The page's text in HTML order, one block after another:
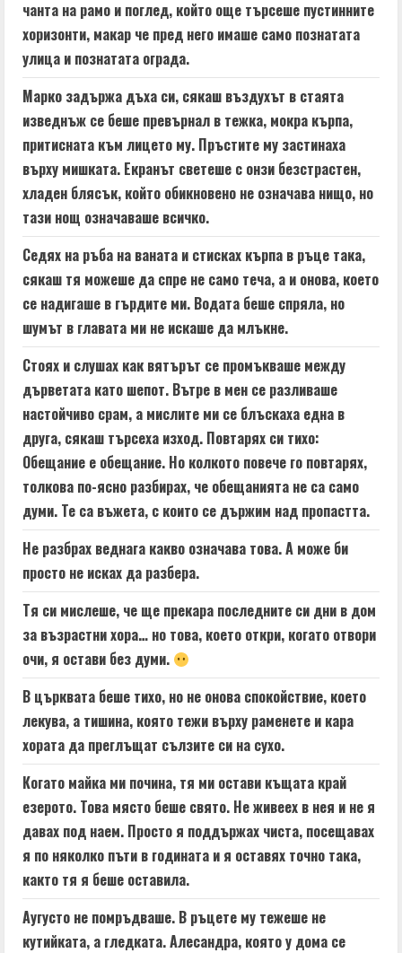
g
чанта на рамо и поглед, който още търсеше пустинните
хоризонти, макар че пред него имаше само познатата
улица и познатата ограда.
Марко задържа дъха си, сякаш въздухът в стаята
изведнъж се беше превърнал в тежка, мокра кърпа,
притисната към лицето му. Пръстите му застинаха
върху мишката. Екранът светеше с онзи безстрастен,
хладен блясък, който обикновено не означава нищо, но
тази нощ означаваше всичко.
Седях на ръба на ваната и стисках кърпа в ръце така,
сякаш тя можеше да спре не само теча, а и онова, което
се надигаше в гърдите ми. Водата беше спряла, но
шумът в главата ми не искаше да млъкне.
Стоях и слушах как вятърът се промъкваше между
дърветата като шепот. Вътре в мен се разливаше
настойчиво срам, а мислите ми се блъскаха една в
друга, сякаш търсеха изход. Повтарях си тихо:
Обещание е обещание. Но колкото повече го повтарях,
толкова по-ясно разбирах, че обещанията не са само
думи. Те са въжета, с които се държим над пропастта.
Не разбрах веднага какво означава това. А може би
просто не исках да разбера.
Тя си мислеше, че ще прекара последните си дни в дом
за възрастни хора… но това, което откри, когато отвори
очи, я остави без думи.
В църквата беше тихо, но не онова спокойствие, което
лекува, а тишина, която тежи върху раменете и кара
хората да преглъщат сълзите си на сухо.
Когато майка ми почина, тя ми остави къщата край
езерото. Това място беше свято. Не живеех в нея и не я
давах под наем. Просто я поддържах чиста, посещавах
я по няколко пъти в годината и я оставях точно така,
както тя я беше оставила.
Аугусто не помръдваше. В ръцете му тежеше не
кутийката, а гледката. Алесандра, която у дома се